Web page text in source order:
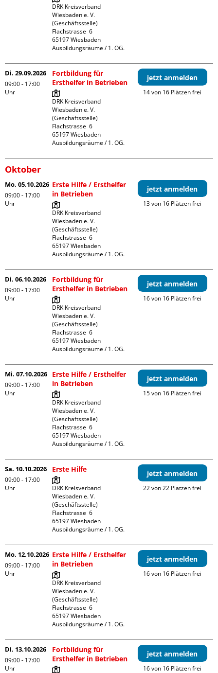
DRK Kreisverband
Wiesbaden e. V.
(Geschäftsstelle)
Flachstrasse  6
65197 Wiesbaden
Ausbildungsräume / 1. OG.
Di. 29.09.2026
09:00 - 17:00
Uhr
Fortbildung für
Ersthelfer in Betrieben
DRK Kreisverband
Wiesbaden e. V.
(Geschäftsstelle)
Flachstrasse  6
65197 Wiesbaden
Ausbildungsräume / 1. OG.
jetzt anmelden
14 von 16 Plätzen frei
Oktober
Mo. 05.10.2026
09:00 - 17:00
Uhr
Erste Hilfe / Ersthelfer
in Betrieben
DRK Kreisverband
Wiesbaden e. V.
(Geschäftsstelle)
Flachstrasse  6
65197 Wiesbaden
Ausbildungsräume / 1. OG.
jetzt anmelden
13 von 16 Plätzen frei
Di. 06.10.2026
09:00 - 17:00
Uhr
Fortbildung für
Ersthelfer in Betrieben
DRK Kreisverband
Wiesbaden e. V.
(Geschäftsstelle)
Flachstrasse  6
65197 Wiesbaden
Ausbildungsräume / 1. OG.
jetzt anmelden
16 von 16 Plätzen frei
Mi. 07.10.2026
09:00 - 17:00
Uhr
Erste Hilfe / Ersthelfer
in Betrieben
DRK Kreisverband
Wiesbaden e. V.
(Geschäftsstelle)
Flachstrasse  6
65197 Wiesbaden
Ausbildungsräume / 1. OG.
jetzt anmelden
15 von 16 Plätzen frei
Sa. 10.10.2026
09:00 - 17:00
Uhr
Erste Hilfe
DRK Kreisverband
Wiesbaden e. V.
(Geschäftsstelle)
Flachstrasse  6
65197 Wiesbaden
Ausbildungsräume / 1. OG.
jetzt anmelden
22 von 22 Plätzen frei
Mo. 12.10.2026
09:00 - 17:00
Uhr
Erste Hilfe / Ersthelfer
in Betrieben
DRK Kreisverband
Wiesbaden e. V.
(Geschäftsstelle)
Flachstrasse  6
65197 Wiesbaden
Ausbildungsräume / 1. OG.
jetzt anmelden
16 von 16 Plätzen frei
Di. 13.10.2026
09:00 - 17:00
Uhr
Fortbildung für
Ersthelfer in Betrieben
jetzt anmelden
16 von 16 Plätzen frei